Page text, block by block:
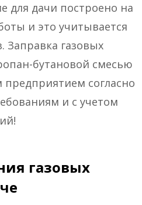
для дачи построено на
и это учитывается
Заправка газовых
бутановой смесью
согласно
и с учетом
газовых